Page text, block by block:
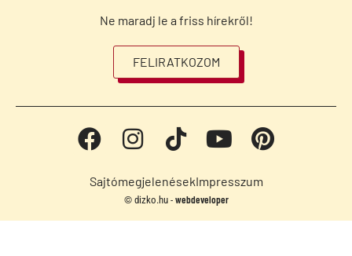
Ne maradj le a friss hírekről!
FELIRATKOZOM
SajtómegjelenésekImpresszum
© dizko.hu - webdeveloper